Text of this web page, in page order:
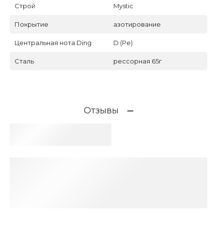
Строй Mystic
Покрытие азотирование
Центральная нота Ding D (Ре)
Сталь рессорная 65г
Отзывы